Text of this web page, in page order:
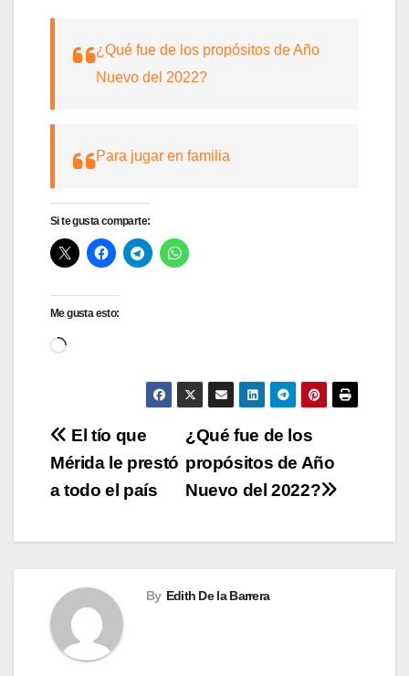
¿Qué fue de los propósitos de Año
Nuevo del 2022?
Para jugar en familia
Si te gusta comparte:
Me gusta esto:
Cargando...
Navegación
de
¿Qué fue de los
propósitos de Año
Nuevo del 2022?
El tío que
Mérida le prestó
a todo el país
By Edith De la Barrera